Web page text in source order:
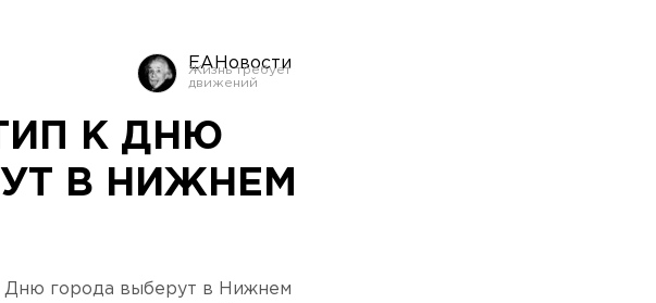
ЕАНовости
К ДНЮ
В НИЖНЕМ
города выберут в Нижнем